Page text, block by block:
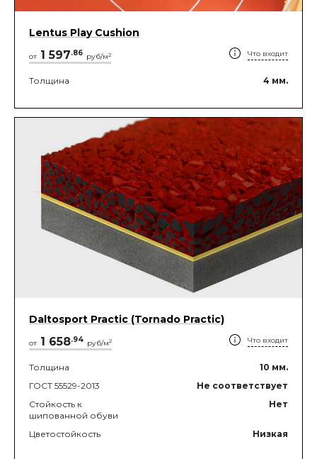
Lentus Play Cushion
от 1 597.86 руб/м2 Что входит
Толщина 4 мм.
Daltosport Practic (Tornado Practic)
от 1 658.94 руб/м2 Что входит
Толщина 10 мм.
ГОСТ 55529-2013
Не соответствует
Стойкость к
шипованной обуви
Нет
Цветостойкость Низкая